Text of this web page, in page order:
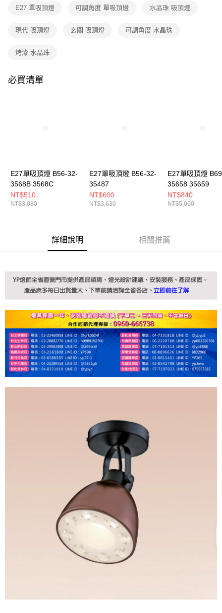
ATM／網路銀行／等多元方式進行付款，方視為交易完成。
購買商品的店家。未經商家同意取消之訂單仍視為有效，需透過AFTEE先享
是否繳費成功／繳費後需取消欲退款等相關疑問，請聯繫「AFTEE先享後付
【注意事項】
時審查核予不同之上限額度；若仍有額度不足之情形，本公司將視審查結果
５．嚴禁一人註冊多個帳號或使用他人資訊註冊。若發現惡意使用之情形，
恩沛科技股份有限公司將有權停止該用戶之使用額度並採取法律行動。
E27 單吸頂燈 可調角度 單吸頂燈 水晶珠 吸頂燈
現代 吸頂燈 玄關 吸頂燈 可調角度 水晶珠
烤漆 水晶珠
必買清單
E27單吸頂燈 B56-32-
3568B 3568C
NT$510
NT$3,080
E27單吸頂燈 B56-32-
35487
NT$600
NT$3,630
E27單吸頂燈
35658 35659
NT$840
NT$5,060
詳細說明 相關推薦